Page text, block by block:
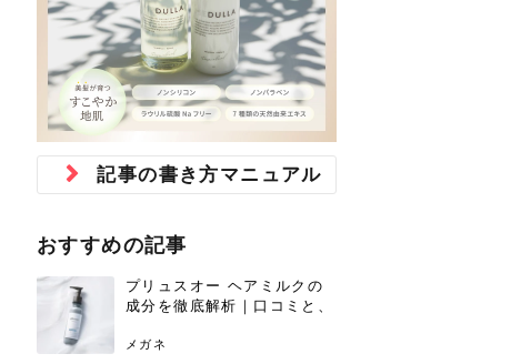
花粉で髪がパサパサするの
はなぜ？原因と落とし方・
防ぎ方を紹介
花粉の季節になると、髪がパサつく、
広がる、手触りが悪いと感じた経験は
ありま...
さくら
肌に合う髪色、どう見つけ
る？「イエベ」「ブルベ」
診断と...
美容室で素敵なヘアカラーに染めても
らったのに、家に帰って鏡を見たら、
「なん...
かえで
40代のパーマがダレる原因
とは？自宅でできる復活術
と長...
パーマをかけたばかりなのに、もうカ
ールがダレてしまったと感じている方
はいな...
メガネ
前髪を薄くするための美容
院の頼み方とは？失敗しな
いため...
前髪は薄くしたほうが今風でおしゃれ
だと思っている人は、前髪を早く変え
たいと...
かえで
ヘッドスパで頭皮をケアし
よう！ヘッドスパの効果と
おすすめの人
普段目に見えない頭皮ですが、何のケ
アもせずに放っておくとダメージが蓄
積して...
yukarin
ストレスで髪の毛はどう変
わる？抜け毛・パサつきの
原因と...
最近、髪のツヤがなくなったという方
や、抜け毛が増えたと悩んでいる方
は、スト...
さくら
40代の髪を悩みに最適！韓
国発「ダリーフ」でヘアセ
ット...
韓国コスメを使うのは若い子だけだと
思っていないでしょうか？ダリーフの
グラム...
さくら
「おしゃれ」と「身だしな
み」は違う。相手に信頼感
を与え...
新しい環境に臨むとき、多くの人が意
識するのが「身だしなみ」です。特に
メイク...
さな
エステの勧誘が怖い人へ。
断ることは悪くない。自分
を守る...
「初回限定〇〇円！」そんなお得な体
験エステに行ってみたいけど、『押し
に弱い...
さな
「今さら」なんて言わせな
い。40代のVIO・顔脱毛、
賢...
40代になって、ふと自分のムダ毛のこ
とが気になり始めたけど、「今から脱
毛を...
さな
オフィスネイルでも「キラ
キラ」はOK？派手に見えな
い上...
仕事中も、ふとした瞬間に自分の指先
を見て、気分が上がるという心ときめ
く「キ...
あおい
ジュベルック スキンの効果
とは？毛穴・ニキビ跡への
変化...
ニキビ跡の凸凹をどうにかしたいと、
肌の質感でお悩みではないでしょう
か？肌に...
本気の痩身と体質改善に。
アーユルヴェーダに基づく
「イン...
自己流のダイエットではなかなか落ち
ない、頑固な脂肪やセルライトを、本
気で体...
記事の書き方マニュアル
おすすめの記事
プリュスオー ヘアミルクの
成分を徹底解析｜口コミと、
説
メガネ